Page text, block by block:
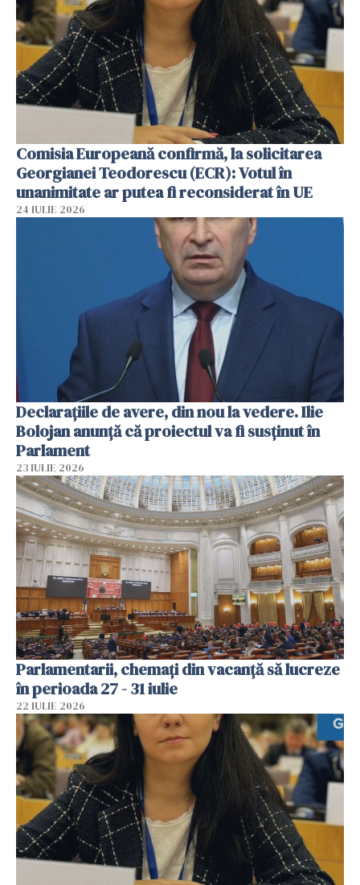
Comisia Europeană confirmă, la solicitarea
Georgianei Teodorescu (ECR): Votul în
unanimitate ar putea fi reconsiderat în UE
24 IULIE 2026
Declarațiile de avere, din nou la vedere. Ilie
Bolojan anunță că proiectul va fi susținut în
Parlament
23 IULIE 2026
Parlamentarii, chemați din vacanță să lucreze
în perioada 27 - 31 iulie
22 IULIE 2026